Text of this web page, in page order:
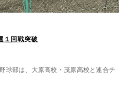
１回戦突破
球部は、大原高校・茂原高校と連合チ